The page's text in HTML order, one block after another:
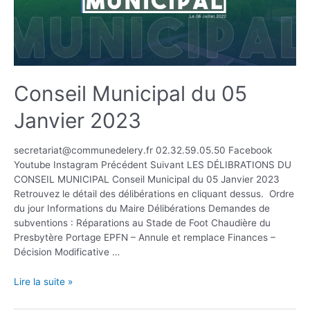
Conseil Municipal du 05
Janvier 2023
secretariat@communedelery.fr 02.32.59.05.50 Facebook
Youtube Instagram Précédent Suivant LES DÉLIBRATIONS DU
CONSEIL MUNICIPAL Conseil Municipal du 05 Janvier 2023
Retrouvez le détail des délibérations en cliquant dessus. Ordre
du jour Informations du Maire Délibérations Demandes de
subventions : Réparations au Stade de Foot Chaudière du
Presbytère Portage EPFN – Annule et remplace Finances –
Décision Modificative …
Lire la suite »